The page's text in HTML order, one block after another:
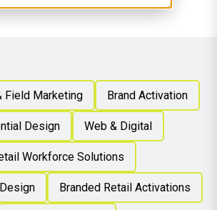
Field Marketing Brand Activation
Design Web & Digital
Workforce Solutions
Branded Retail Activations